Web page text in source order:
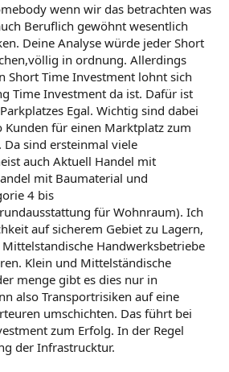
wenn wir das betrachten was
Beruflich gewöhnt wesentlich
Deine Analyse würde jeder Short
in ordnung. Allerdings
Short Time Investment lohnt sich
Time Investment da ist. Dafür ist
Egal. Wichtig sind dabei
Kunden für einen Marktplatz zum
Da sind ersteinmal viele
auch Aktuell Handel mit
mit Baumaterial und
4 bis
für Wohnraum). Ich
auf sicherem Gebiet zu Lagern,
Handwerksbetriebe
Klein und Mittelständische
menge gibt es dies nur in
also Transportrisiken auf eine
umschichten. Das führt bei
zum Erfolg. In der Regel
der Infrastrucktur.